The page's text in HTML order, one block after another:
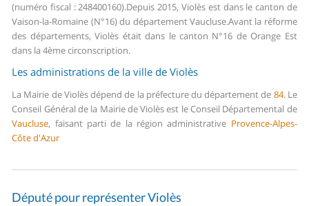
(numéro fiscal : 248400160).Depuis 2015, Violès est dans le canton de
Vaison-la-Romaine (N°16) du département Vaucluse.Avant la réforme
des départements, Violès était dans le canton N°16 de Orange Est
dans la 4ème circonscription.
Les administrations de la ville de Violès
La Mairie de Violès dépend de la préfecture du département de 84.Le
Conseil Général de la Mairie de Violès est le Conseil Départemental de
Vaucluse, faisant parti de la région administrative Provence-Alpes-
Côte d'Azur
Député pour représenter Violès